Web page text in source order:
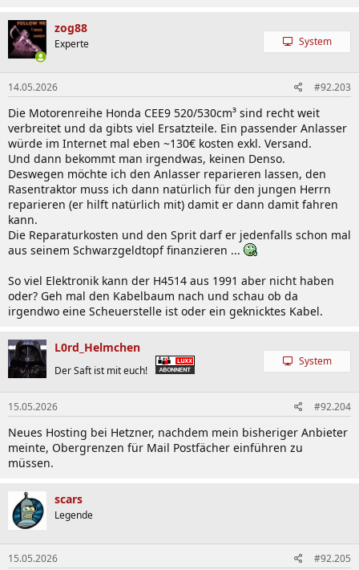
zog88
Experte System
14.05.2026 #92.203
Die Motorenreihe Honda CEE9 520/530cm³ sind recht weit
verbreitet und da gibts viel Ersatzteile. Ein passender Anlasser
würde im Internet mal eben ~130€ kosten exkl. Versand.
Und dann bekommt man irgendwas, keinen Denso.
Deswegen möchte ich den Anlasser reparieren lassen, den
Rasentraktor muss ich dann natürlich für den jungen Herrn
reparieren (er hilft natürlich mit) damit er dann damit fahren
kann.
Die Reparaturkosten und den Sprit darf er jedenfalls schon mal
aus seinem Schwarzgeldtopf finanzieren ...
So viel Elektronik kann der H4514 aus 1991 aber nicht haben
oder? Geh mal den Kabelbaum nach und schau ob da
irgendwo eine Scheuerstelle ist oder ein geknicktes Kabel.
L0rd_Helmchen
Der Saft ist mit euch!
System
15.05.2026 #92.204
Neues Hosting bei Hetzner, nachdem mein bisheriger Anbieter
meinte, Obergrenzen für Mail Postfächer einführen zu
müssen.
scars
Legende
15.05.2026 #92.205